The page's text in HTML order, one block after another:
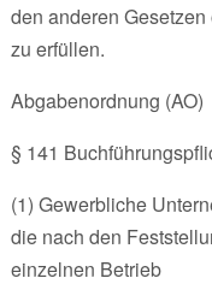
den anderen
zu erfüllen.
Abgabenordnung (AO)
§ 141
(1) Gewerbliche
die nach den
einzelnen Betrieb